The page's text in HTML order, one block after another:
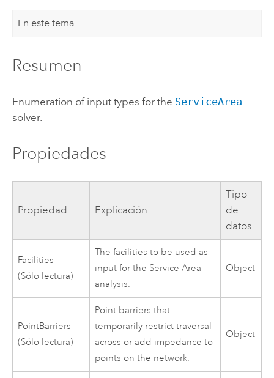
En este tema
Resumen
Enumeration of input types for the ServiceArea
solver.
Propiedades
Propiedad Explicación
Tipo
de
datos
Facilities
(Sólo lectura)
The facilities to be used as
input for the Service Area
analysis.
Object
PointBarriers
(Sólo lectura)
Point barriers that
temporarily restrict traversal
across or add impedance to
points on the network.
Object